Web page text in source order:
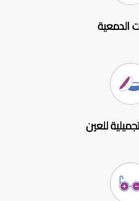
الدمعية
للعين